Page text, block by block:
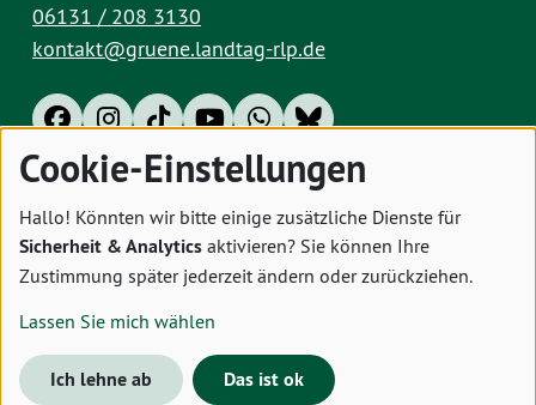
06131 / 208 3130
kontakt@gruene.landtag-rlp.de
Impressum Datenschutz Cookies
Cookie-Einstellungen
Hallo! Könnten wir bitte einige zusätzliche Dienste für
Sicherheit & Analytics aktivieren? Sie können Ihre
Zustimmung später jederzeit ändern oder zurückziehen.
Lassen Sie mich wählen
Ich lehne ab Das ist ok